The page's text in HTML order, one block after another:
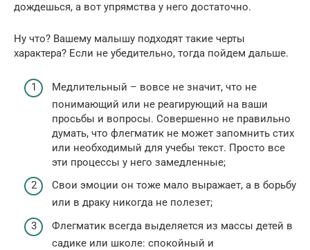
дождешься, а вот упрямства у него достаточно.
Ну что? Вашему малышу подходят такие черты
характера? Если не убедительно, тогда пойдем дальше.
Медлительный – вовсе не значит, что не
понимающий или не реагирующий на ваши
просьбы и вопросы. Совершенно не правильно
думать, что флегматик не может запомнить стих
или необходимый для учебы текст. Просто все
эти процессы у него замедленные;
Свои эмоции он тоже мало выражает, а в борьбу
или в драку никогда не полезет;
Флегматик всегда выделяется из массы детей в
садике или школе: спокойный и